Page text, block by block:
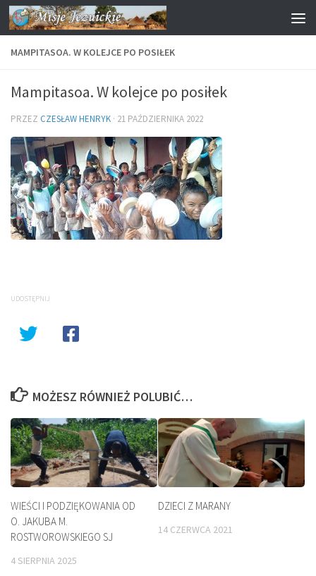
Przejdź do treści
MAMPITASOA. W KOLEJCE PO POSIŁEK
Mampitasoa. W kolejce po posiłek
PRZEZ CZESŁAW HENRYK · 21 PAŹDZIERNIKA 2022
UDOSTĘPNIJ
MOŻESZ RÓWNIEŻ POLUBIĆ…
WIEŚCI I PODZIĘKOWANIA OD
O. JAKUBA M.
ROSTWOROWSKIEGO SJ
4 SIERPNIA 2025
DZIECI Z MARANY
14 CZERWCA 2021